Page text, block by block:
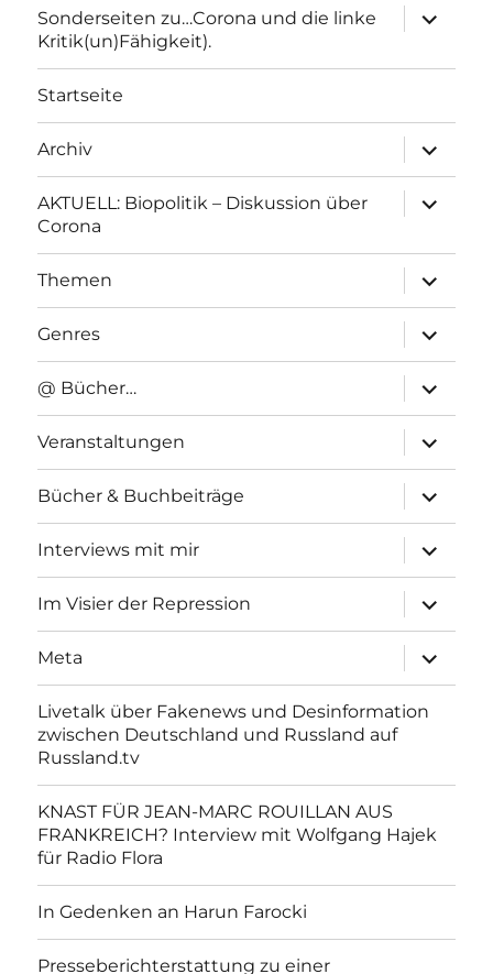
Sonderseiten zu…Corona und die linke
Kritik(un)Fähigkeit).
anzeigen
Startseite
Archiv
anzeigen
AKTUELL: Biopolitik – Diskussion über
Corona
anzeigen
Themen
anzeigen
Genres
anzeigen
@ Bücher…
anzeigen
Veranstaltungen
anzeigen
Bücher & Buchbeiträge
anzeigen
Interviews mit mir
anzeigen
Im Visier der Repression
anzeigen
Meta
anzeigen
Livetalk über Fakenews und Desinformation
zwischen Deutschland und Russland auf
Russland.tv
KNAST FÜR JEAN-MARC ROUILLAN AUS
FRANKREICH? Interview mit Wolfgang Hajek
für Radio Flora
In Gedenken an Harun Farocki
Presseberichterstattung zu einer